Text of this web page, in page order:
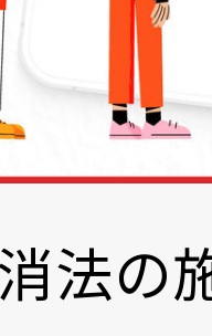
法の